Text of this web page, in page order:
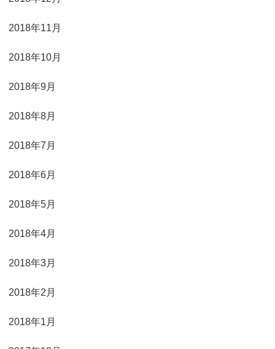
2018年11月
2018年10月
2018年9月
2018年8月
2018年7月
2018年6月
2018年5月
2018年4月
2018年3月
2018年2月
2018年1月